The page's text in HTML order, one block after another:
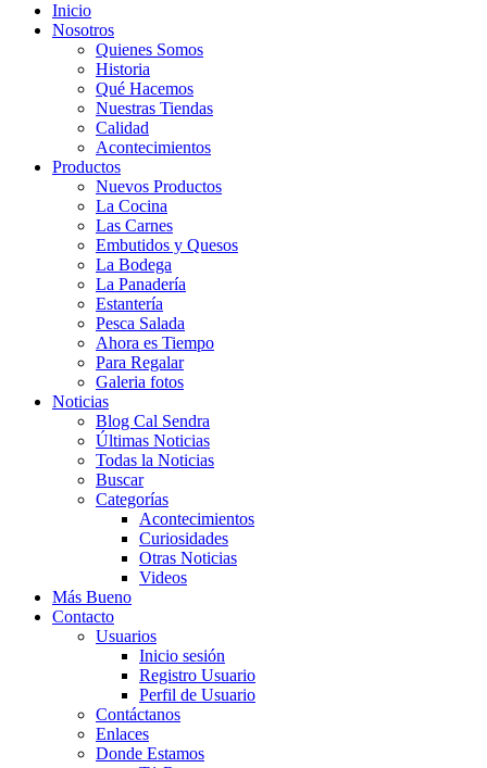
Inicio
Nosotros
Quienes Somos
Historia
Qué Hacemos
Nuestras Tiendas
Calidad
Acontecimientos
Productos
Nuevos Productos
La Cocina
Las Carnes
Embutidos y Quesos
La Bodega
La Panadería
Estantería
Pesca Salada
Ahora es Tiempo
Para Regalar
Galeria fotos
Noticias
Blog Cal Sendra
Últimas Noticias
Todas la Noticias
Buscar
Categorías
Acontecimientos
Curiosidades
Otras Noticias
Videos
Más Bueno
Contacto
Usuarios
Inicio sesión
Registro Usuario
Perfil de Usuario
Contáctanos
Enlaces
Donde Estamos